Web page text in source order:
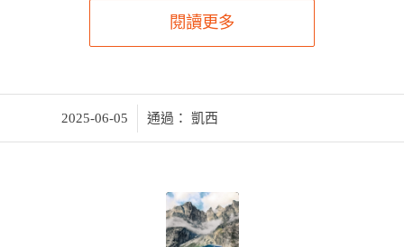
閱讀更多
2025-06-05
/ 通過：凱西